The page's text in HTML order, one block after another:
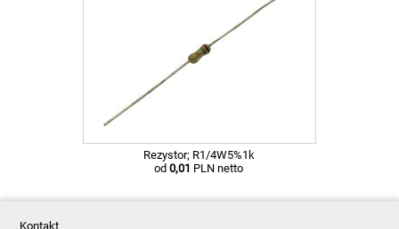
Rezystor; R1/4W5%1k
od 0,01 PLN netto
Kontakt